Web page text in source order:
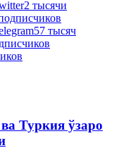
2 тысячи
57 тысяч
Туркия ўзаро